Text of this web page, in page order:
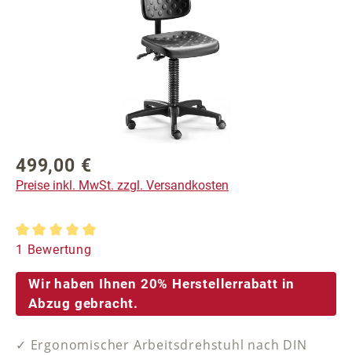
Regulärer Preis:
499,00 €
Preise inkl. MwSt. zzgl. Versandkosten
Durchschnittliche Bewertung von 5 von 5 Sternen
1 Bewertung
Wir haben Ihnen 20% Herstellerrabatt in
Abzug gebracht.
✓ Ergonomischer Arbeitsdrehstuhl nach DIN